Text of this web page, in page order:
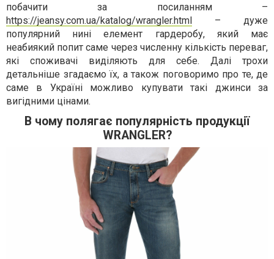
побачити за посиланням –
https://jeansy.com.ua/katalog/wrangler.html – дуже
популярний нині елемент гардеробу, який має
неабиякий попит саме через численну кількість переваг,
які споживачі виділяють для себе. Далі трохи
детальніше згадаємо їх, а також поговоримо про те, де
саме в Україні можливо купувати такі джинси за
вигідними цінами.
В чому полягає популярність продукції
WRANGLER?